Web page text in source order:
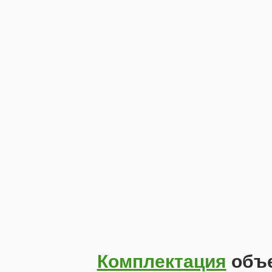
Комплектация